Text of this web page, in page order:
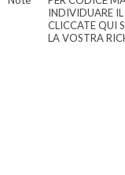
INDIVIDUARE
CLICCATE QUI
LA VOSTRA